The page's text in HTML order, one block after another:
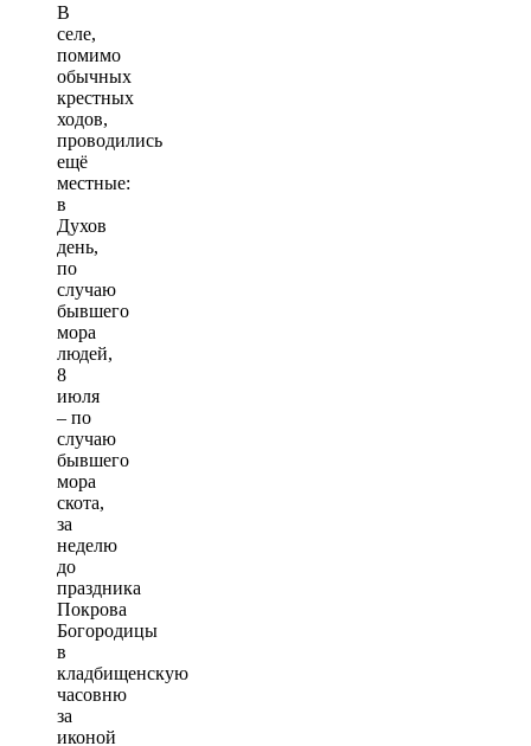
В
селе,
помимо
обычных
крестных
ходов,
проводились
ещё
местные:
в
Духов
день,
по
случаю
бывшего
мора
людей,
8
июля
– по
случаю
бывшего
мора
скота,
за
неделю
до
праздника
Покрова
Богородицы
в
кладбищенскую
часовню
за
иконой